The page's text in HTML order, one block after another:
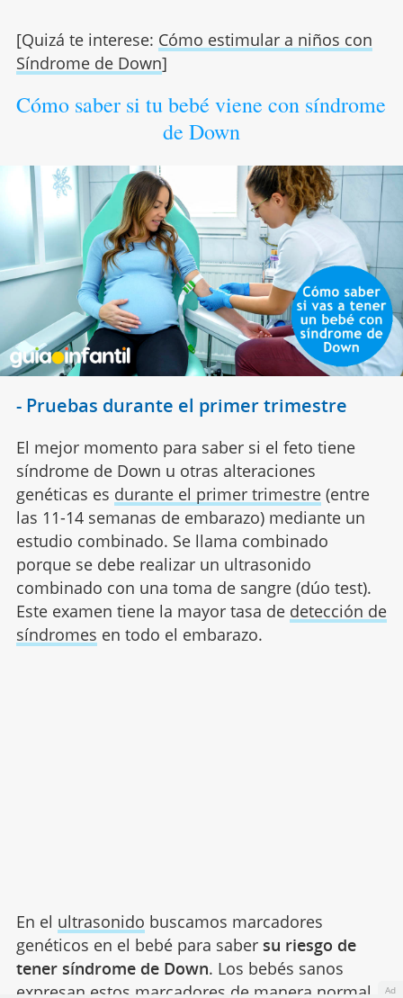
[Quizá te interese: Cómo estimular a niños con
Síndrome de Down]
Cómo saber si tu bebé viene con síndrome
de Down
- Pruebas durante el primer trimestre
El mejor momento para saber si el feto tiene
síndrome de Down u otras alteraciones
genéticas es durante el primer trimestre(entre
las 11-14 semanas de embarazo) mediante un
estudio combinado. Se llama combinado
porque se debe realizar un ultrasonido
combinado con una toma de sangre (dúo test).
Este examen tiene la mayor tasa de detección de
síndromes en todo el embarazo.
En el ultrasonido buscamos marcadores
genéticos en el bebé para saber su riesgo de
tener síndrome de Down. Los bebés sanos
expresan estos marcadores de manera normal,
Ad